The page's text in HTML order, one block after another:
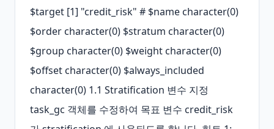
$target [1] "credit_risk" # $name character(0)
$order character(0) $stratum character(0)
$group character(0) $weight character(0)
$offset character(0) $always_included
character(0) 1.1 Stratification 변수 지정
task_gc 객체를 수정하여 목표 변수 credit_risk